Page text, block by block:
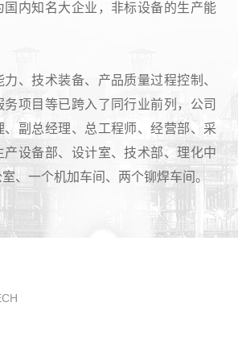
国内知名大企业，非标设备的生产能
、技术装备、产品质量过程控制、
务项目等已跨入了同行业前列，公司
、副总经理、总工程师、经营部、采
产设备部、设计室、技术部、理化中
、一个机加车间、两个铆焊车间。